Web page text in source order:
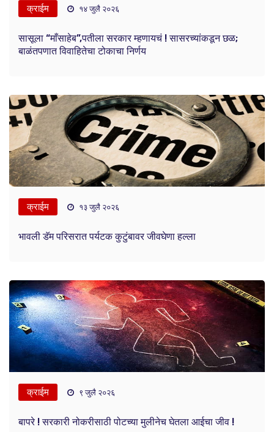
क्राईम १४ जुलै २०२६
सासूला “माँसाहेब”,पतीला सरकार म्हणायचं ! सासरच्यांकडून छळ;
बाळंतपणात विवाहितेचा टोकाचा निर्णय
क्राईम १३ जुलै २०२६
भावली डॅम परिसरात पर्यटक कुटुंबावर जीवघेणा हल्ला
क्राईम ९ जुलै २०२६
बापरे ! सरकारी नोकरीसाठी पोटच्या मुलीनेच घेतला आईचा जीव !